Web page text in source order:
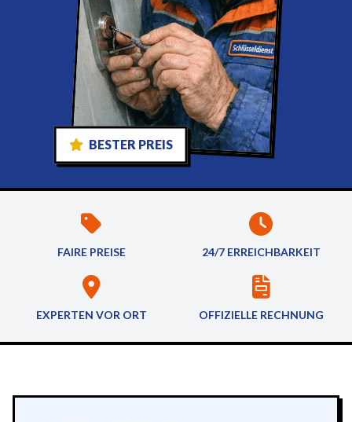
BESTER PREIS
FAIRE PREISE 24/7 ERREICHBARKEIT
EXPERTEN VOR ORT OFFIZIELLE RECHNUNG